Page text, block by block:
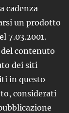
cadenza
un prodotto
7.03.2001.
contenuto
dei siti
in questo
considerati